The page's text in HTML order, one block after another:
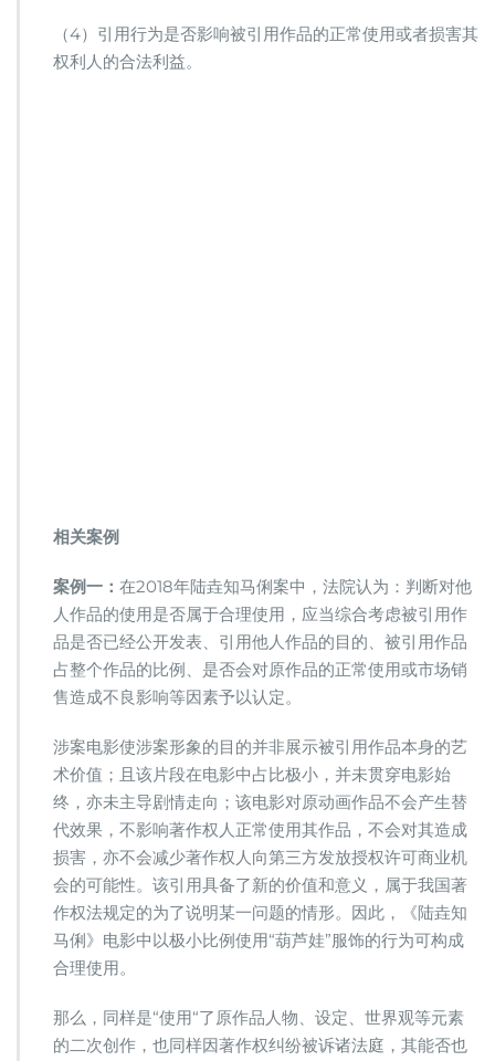
（4）引用行为是否影响被引用作品的正常使用或者损害其
权利人的合法利益。
相关案例
案例一： 在2018年陆垚知马俐案中，法院认为：判断对他
人作品的使用是否属于合理使用，应当综合考虑被引用作
品是否已经公开发表、引用他人作品的目的、被引用作品
占整个作品的比例、是否会对原作品的正常使用或市场销
售造成不良影响等因素予以认定。
涉案电影使涉案形象的目的并非展示被引用作品本身的艺
术价值；且该片段在电影中占比极小，并未贯穿电影始
终，亦未主导剧情走向；该电影对原动画作品不会产生替
代效果，不影响著作权人正常使用其作品，不会对其造成
损害，亦不会减少著作权人向第三方发放授权许可商业机
会的可能性。该引用具备了新的价值和意义，属于我国著
作权法规定的为了说明某一问题的情形。因此，《陆垚知
马俐》电影中以极小比例使用“葫芦娃”服饰的行为可构成
合理使用。
那么，同样是“使用“了原作品人物、设定、世界观等元素
的二次创作，也同样因著作权纠纷被诉诸法庭，其能否也